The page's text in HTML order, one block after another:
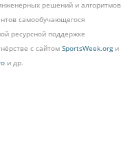
решений и алгоритмов
самообучающегося
ресурсной поддержке
с сайтом SportsWeek.orgи
и др.